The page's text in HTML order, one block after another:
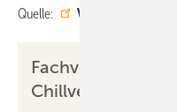
Quelle:
VDKF
Fachvorträge des
Chillventa 2024